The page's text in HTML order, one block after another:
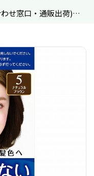
夏季休業期間(お問い合わせ窓口・通販出荷)のお知らせ